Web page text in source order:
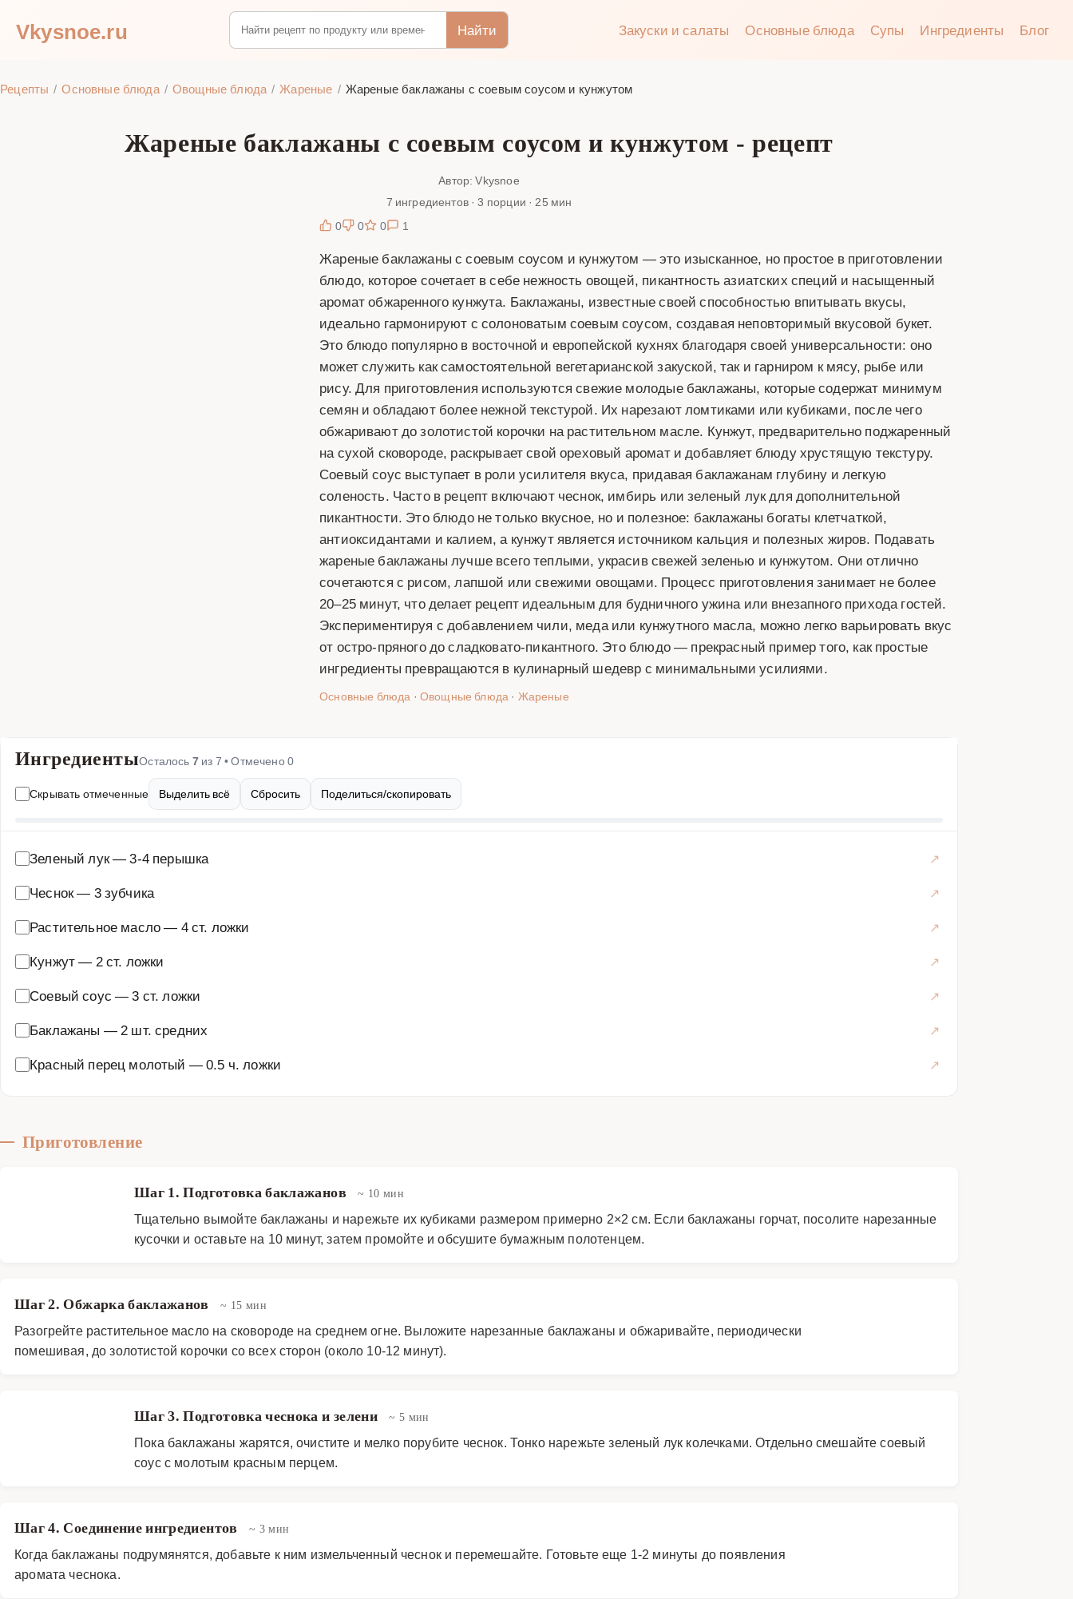
Vkysnoe.ru Найти Закуски и салаты Основные блюда Супы Ингредиенты Блог
Рецепты Основные блюда Овощные блюда Жареные Жареные баклажаны с соевым соусом и кунжутом
Жареные баклажаны с соевым соусом и кунжутом - рецепт
Автор: Vkysnoe
7 ингредиентов · 3 порции · 25 мин
0
0 0 1
Жареные баклажаны с соевым соусом и кунжутом — это изысканное, но простое в приготовлении
блюдо, которое сочетает в себе нежность овощей, пикантность азиатских специй и насыщенный
аромат обжаренного кунжута. Баклажаны, известные своей способностью впитывать вкусы,
идеально гармонируют с солоноватым соевым соусом, создавая неповторимый вкусовой букет.
Это блюдо популярно в восточной и европейской кухнях благодаря своей универсальности: оно
может служить как самостоятельной вегетарианской закуской, так и гарниром к мясу, рыбе или
рису. Для приготовления используются свежие молодые баклажаны, которые содержат минимум
семян и обладают более нежной текстурой. Их нарезают ломтиками или кубиками, после чего
обжаривают до золотистой корочки на растительном масле. Кунжут, предварительно поджаренный
на сухой сковороде, раскрывает свой ореховый аромат и добавляет блюду хрустящую текстуру.
Соевый соус выступает в роли усилителя вкуса, придавая баклажанам глубину и легкую
соленость. Часто в рецепт включают чеснок, имбирь или зеленый лук для дополнительной
пикантности. Это блюдо не только вкусное, но и полезное: баклажаны богаты клетчаткой,
антиоксидантами и калием, а кунжут является источником кальция и полезных жиров. Подавать
жареные баклажаны лучше всего теплыми, украсив свежей зеленью и кунжутом. Они отлично
сочетаются с рисом, лапшой или свежими овощами. Процесс приготовления занимает не более
20–25 минут, что делает рецепт идеальным для будничного ужина или внезапного прихода гостей.
Экспериментируя с добавлением чили, меда или кунжутного масла, можно легко варьировать вкус
от остро-пряного до сладковато-пикантного. Это блюдо — прекрасный пример того, как простые
ингредиенты превращаются в кулинарный шедевр с минимальными усилиями.
Основные блюда · Овощные блюда · Жареные
ИнгредиентыОсталось 7из 7 • Отмечено0
Скрывать отмеченные Выделить всё Сбросить Поделиться/скопировать
Зеленый лук—3-4 перышка
Чеснок— 3 зубчика
Растительное масло— 4 ст. ложки
Кунжут— 2 ст. ложки
Соевый соус —3 ст. ложки
Баклажаны — 2 шт. средних
Красный перец молотый —0.5 ч. ложки
Приготовление
Шаг 1. Подготовка баклажанов ~ 10 мин
Тщательно вымойте баклажаны и нарежьте их кубиками размером примерно 2×2 см. Если баклажаны горчат, посолите нарезанные
кусочки и оставьте на 10 минут, затем промойте и обсушите бумажным полотенцем.
Шаг 2. Обжарка баклажанов ~ 15 мин
Разогрейте растительное масло на сковороде на среднем огне. Выложите нарезанные баклажаны и обжаривайте, периодически
помешивая, до золотистой корочки со всех сторон (около 10-12 минут).
Шаг 3. Подготовка чеснока и зелени ~ 5 мин
Пока баклажаны жарятся, очистите и мелко порубите чеснок. Тонко нарежьте зеленый лук колечками. Отдельно смешайте соевый
соус с молотым красным перцем.
Шаг 4. Соединение ингредиентов ~ 3 мин
Когда баклажаны подрумянятся, добавьте к ним измельченный чеснок и перемешайте. Готовьте еще 1-2 минуты до появления
аромата чеснока.